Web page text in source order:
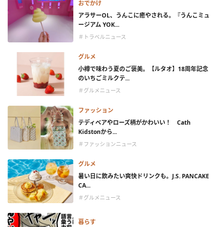
おでかけ
アラサーOL、うんこに癒やされる。『うんこミュ
ージアム YOK...
＃トラベルニュース
グルメ
小樽で味わう夏のご褒美。【ルタオ】18周年記念
のいちごミルクテ...
＃グルメニュース
ファッション
テディベアやローズ柄がかわいい！ Cath
Kidstonから...
＃ファッションニュース
グルメ
暑い日に飲みたい爽快ドリンクも。J.S. PANCAKE
CA...
＃グルメニュース
暮らす